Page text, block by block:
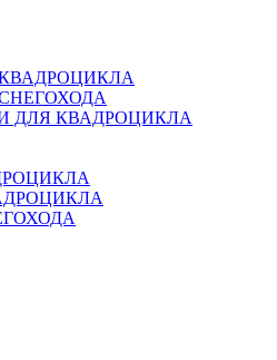
КВАДРОЦИКЛА
ДЛЯ КВАДРОЦИКЛА